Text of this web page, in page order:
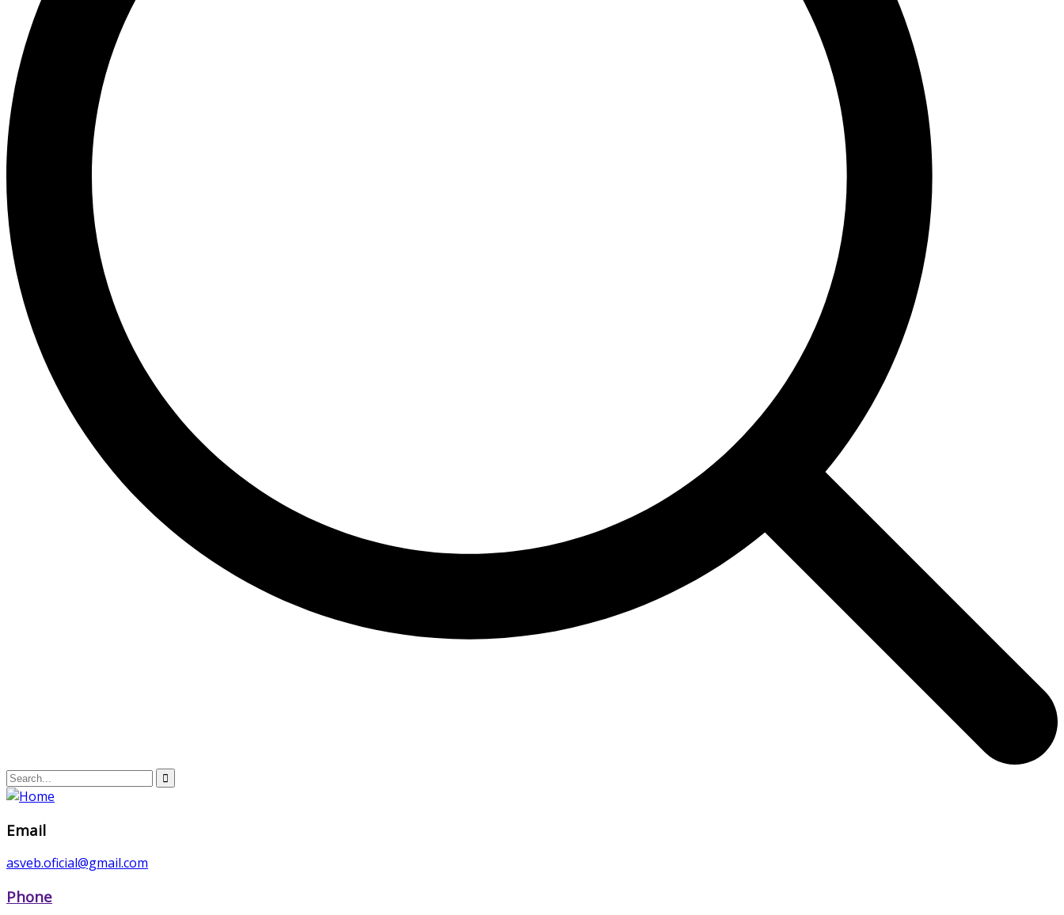
Email
asveb.oficial@gmail.com
Phone